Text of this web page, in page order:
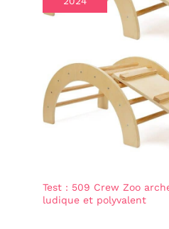
Test : 509 Crew Zoo
ludique et polyvalent